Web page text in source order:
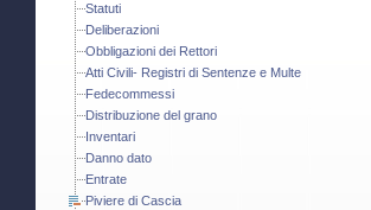
Statuti
Deliberazioni
Obbligazioni dei Rettori
Atti Civili- Registri di Sentenze e Multe
Fedecommessi
Distribuzione del grano
Inventari
Danno dato
Entrate
Piviere di Cascia